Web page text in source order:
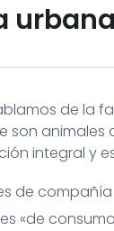
urbana
de la
son
integral y
de compañía
«de